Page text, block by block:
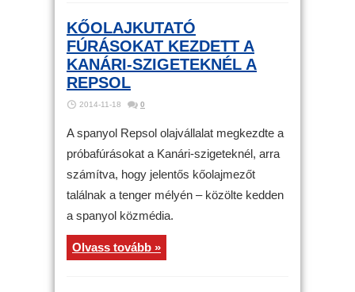
KŐOLAJKUTATÓ
FÚRÁSOKAT KEZDETT A
KANÁRI-SZIGETEKNÉL A
REPSOL
2014-11-18 0
A spanyol Repsol olajvállalat megkezdte a
próbafúrásokat a Kanári-szigeteknél, arra
számítva, hogy jelentős kőolajmezőt
találnak a tenger mélyén – közölte kedden
a spanyol közmédia.
Olvass tovább »